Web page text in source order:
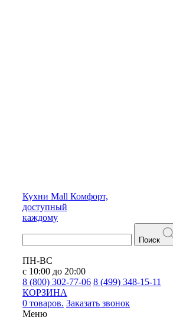
Кухни Mall Комфорт,
доступный
каждому
Поиск
ПН-ВС
с 10:00 до 20:00
8 (800) 302-77-06 8 (499) 348-15-11
КОРЗИНА
0 товаров. Заказать звонок
Меню